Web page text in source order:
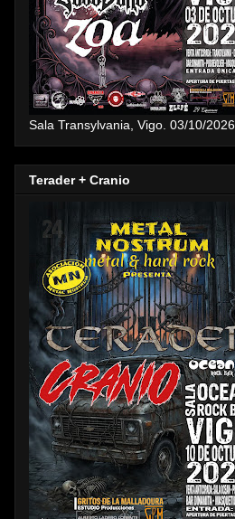
Sala Transylvania, Vigo. 03/10/2026
Terader + Cranio